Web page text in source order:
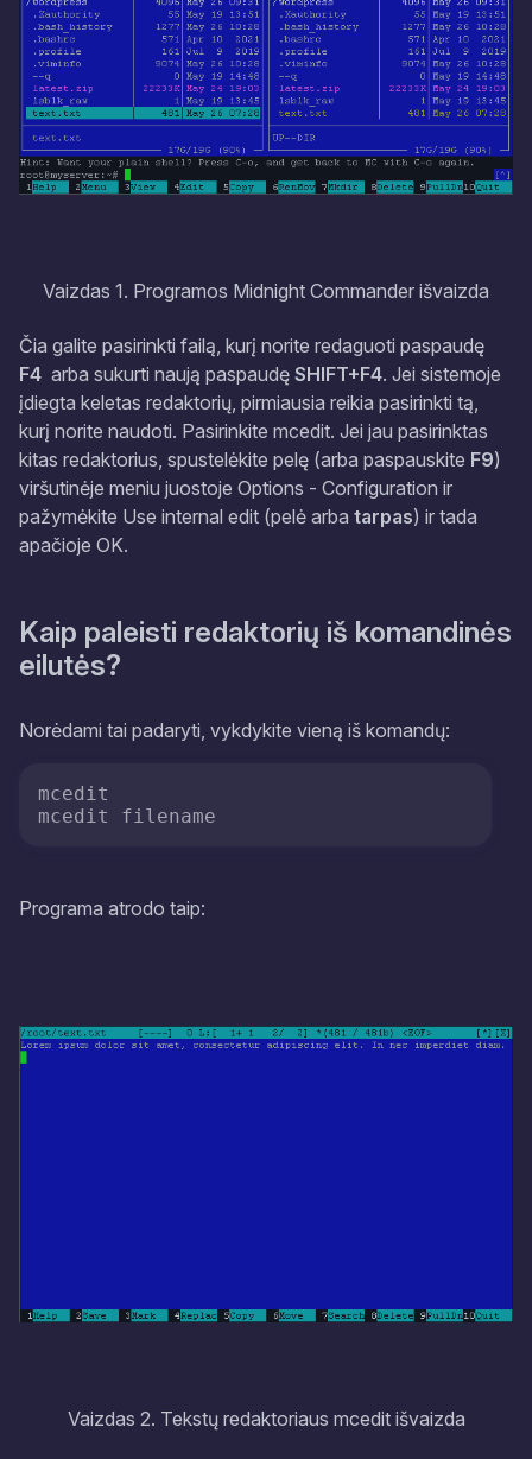
Vaizdas 1. Programos Midnight Commander išvaizda
Čia galite pasirinkti failą, kurį norite redaguoti paspaudę
F4 arba sukurti naują paspaudę SHIFT+F4. Jei sistemoje
įdiegta keletas redaktorių, pirmiausia reikia pasirinkti tą,
kurį norite naudoti. Pasirinkite mcedit. Jei jau pasirinktas
kitas redaktorius, spustelėkite pelę (arba paspauskite F9)
viršutinėje meniu juostoje Options - Configuration ir
pažymėkite Use internal edit (pelė arba tarpas) ir tada
apačioje OK.
Kaip paleisti redaktorių iš komandinės
eilutės?
Norėdami tai padaryti, vykdykite vieną iš komandų:
mcedit
mcedit filename
Programa atrodo taip:
Vaizdas 2. Tekstų redaktoriaus mcedit išvaizda